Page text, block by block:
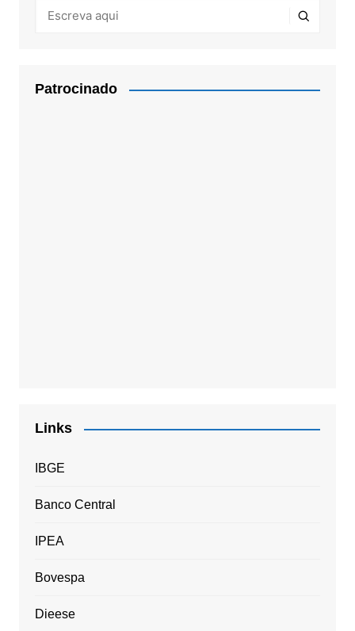
Patrocinado
Links
IBGE
Banco Central
IPEA
Bovespa
Dieese